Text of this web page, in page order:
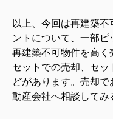
以上、今回は再建築
ントについて、一部ピ
再建築不可物件を高く
セットでの売却、セ
どがあります。売却
動産会社へ相談してみ